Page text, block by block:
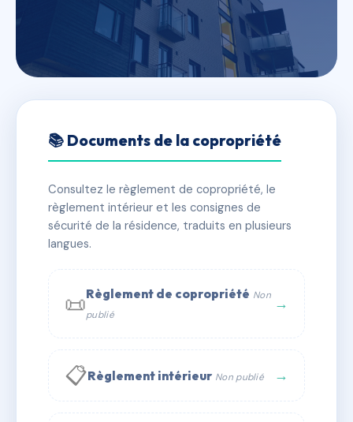
LE REVE D'OR
✓ Immatriculée 🏠 168 lots 🏗 1 bâtiment(s)
📞 Contacter Syndic Digital
📚 Documents de la copropriété
Consultez le règlement de copropriété, le
règlement intérieur et les consignes de
sécurité de la résidence, traduits en plusieurs
langues.
📜Règlement de copropriété Non
publié
→
📋Règlement intérieur Non publié →